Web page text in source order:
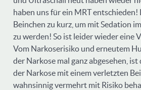
haben uns für ein MRT entschieden!
Beinchen zu kurz, um mit Sedation
zu werden! So ist leider wieder eine
Vom Narkoserisiko und erneutem
der Narkose mal ganz abgesehen,
der Narkose mit einem verletzten
wahnsinnig vermehrt mit Risiko